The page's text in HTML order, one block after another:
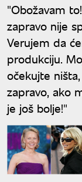
"Obožavam
zapravo nije
Verujem da
produkciju.
očekujte
zapravo, ako
je još bolje!"